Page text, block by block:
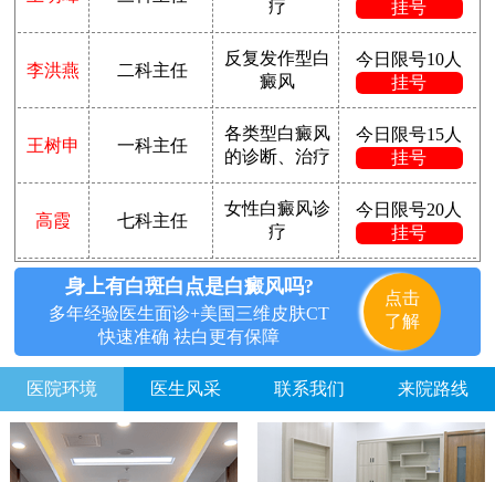
疗
挂号
李洪燕 二科主任
反复发作型白
癜风
今日限号10人
挂号
王树申 一科主任
各类型白癜风
的诊断、治疗
今日限号15人
挂号
高霞 七科主任
女性白癜风诊
疗
今日限号20人
挂号
身上有白斑白点是白癜风吗?
多年经验医生面诊+美国三维皮肤CT
快速准确 祛白更有保障
点击
了解
医院环境 医生风采 联系我们 来院路线